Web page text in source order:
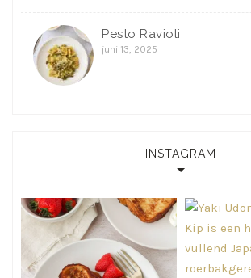
Pesto Ravioli
juni 13, 2025
INSTAGRAM